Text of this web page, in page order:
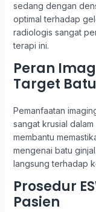
sedang dengan
optimal terhadap
radiologis sangat
terapi ini.
Peran
Target Batu
Pemanfaatan
sangat krusial
membantu
mengenai batu
langsung terhadap
Prosedur
Pasien